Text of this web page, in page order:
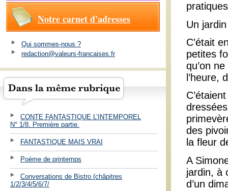
Notre carnet d'adresses
Qui sommes-nous ?
redaction@valeurs-francaises.fr
CONTE FANTASTIQUE L’INTEMPOREL
N° 1/8. Première partie.
FANTASTIQUE MAIS VRAI
Poème de printemps
Conversations de Bistro (châpitres
1/2/3/4/5/6/7/
Un
C’était
petites
qu’on
l’heure,
des
la fleur
A
jardin, à
d’un